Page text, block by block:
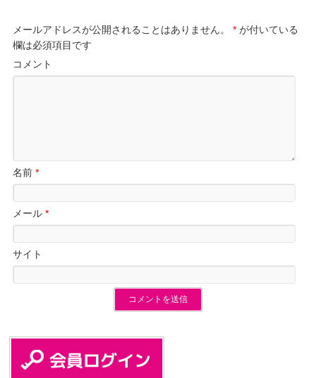
メールアドレスが公開されることはありません。 * が付いている
欄は必須項目です
コメント
名前*
メール*
サイト